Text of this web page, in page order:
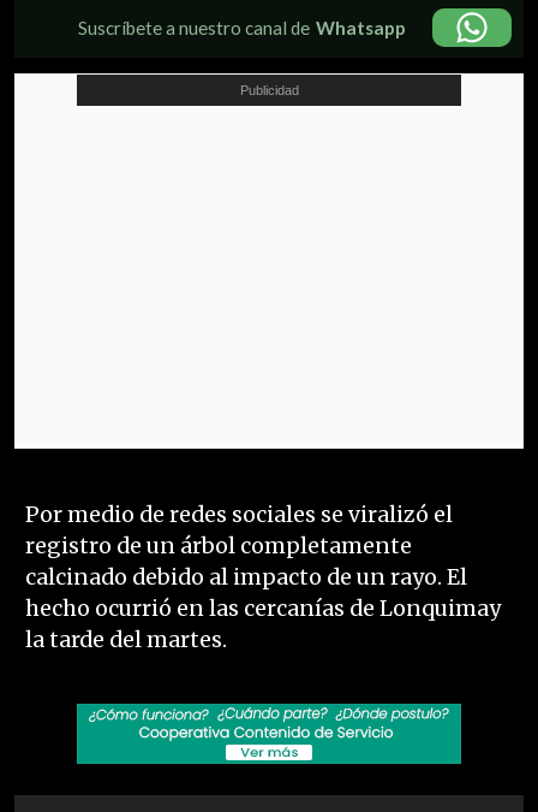
Suscríbete a nuestro canal de Whatsapp
Por medio de redes sociales se viralizó el
registro de un árbol completamente
calcinado debido al impacto de un rayo. El
hecho ocurrió en las cercanías de Lonquimay
la tarde del martes.